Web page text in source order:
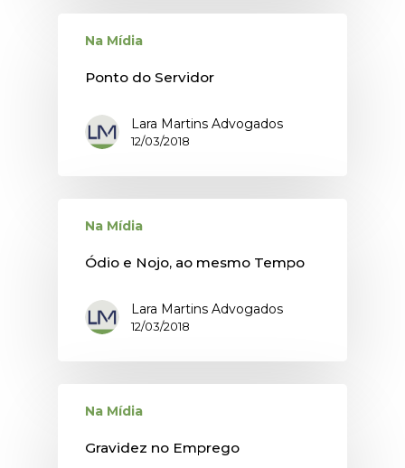
Na Mídia
Ponto do Servidor
Lara Martins Advogados
12/03/2018
Na Mídia
Ódio e Nojo, ao mesmo Tempo
Lara Martins Advogados
12/03/2018
Na Mídia
Gravidez no Emprego